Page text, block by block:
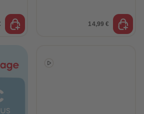
14,99 €